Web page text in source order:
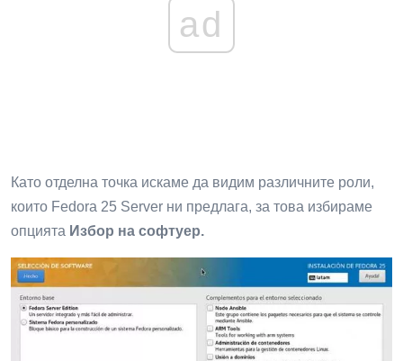
ad
Като отделна точка искаме да видим различните роли,
които Fedora 25 Server ни предлага, за това избираме
опцията Избор на софтуер.